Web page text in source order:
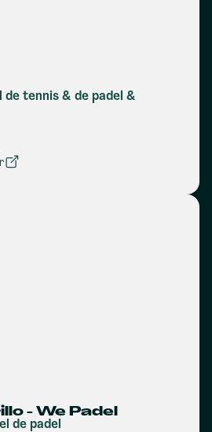
tennis & de padel &
- We Padel
de padel